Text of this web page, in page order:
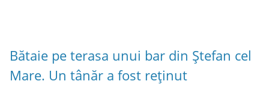
Bătaie pe terasa unui bar din Ștefan cel
Mare. Un tânăr a fost reținut